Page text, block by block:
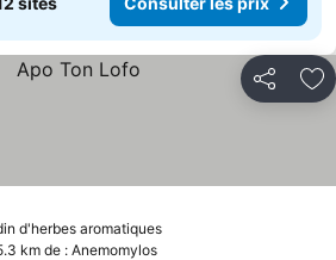
Partager
d'herbes aromatiquesConsulter les prix
km de : Anemomylos